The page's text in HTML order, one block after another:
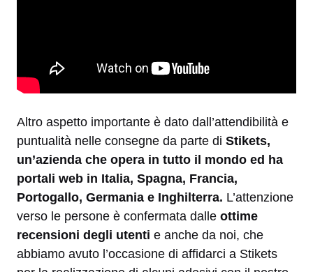
Altro aspetto importante è dato dall’attendibilità e
puntualità nelle consegne da parte di Stikets,
un’azienda che opera in tutto il mondo ed ha
portali web in Italia, Spagna, Francia,
Portogallo, Germania e Inghilterra. L’attenzione
verso le persone è confermata dalle ottime
recensioni degli utenti e anche da noi, che
abbiamo avuto l’occasione di affidarci a Stikets